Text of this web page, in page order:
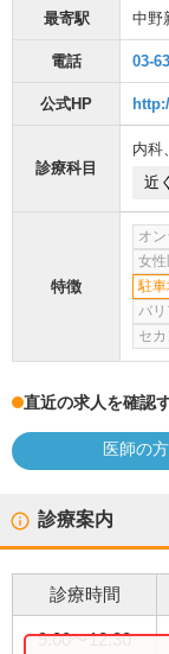
最寄駅 中野
電話 03-
公式HP
診療科目
内科、
近
特徴
オ
女性
駐
バ
セ
直近の求人を確認
医師の方
診療案内
診療時間
9:00〜12:30